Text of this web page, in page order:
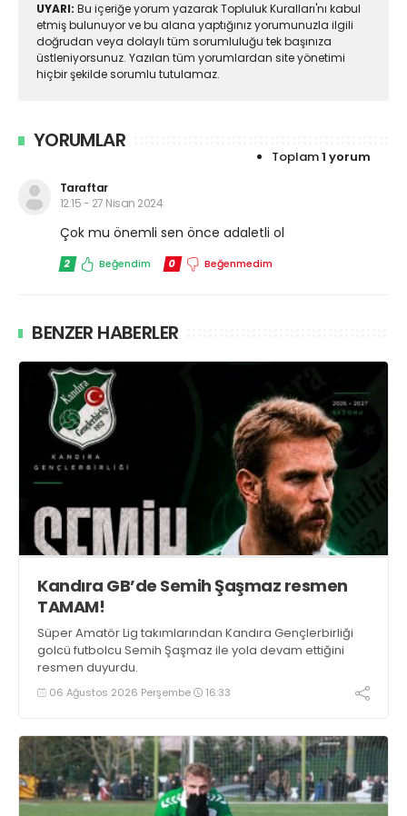
UYARI: Bu içeriğe yorum yazarak Topluluk Kuralları'nı kabul
etmiş bulunuyor ve bu alana yaptığınız yorumunuzla ilgili
doğrudan veya dolaylı tüm sorumluluğu tek başınıza
üstleniyorsunuz. Yazılan tüm yorumlardan site yönetimi
hiçbir şekilde sorumlu tutulamaz.
YORUMLAR
Toplam1 yorum
Taraftar
12:15 - 27 Nisan 2024
Çok mu önemli sen önce adaletli ol
2 Beğendim 0 Beğenmedim
BENZER HABERLER
Kandıra GB’de Semih Şaşmaz resmen
TAMAM!
Süper Amatör Lig takımlarından Kandıra Gençlerbirliği
golcü futbolcu Semih Şaşmaz ile yola devam ettiğini
resmen duyurdu.
06 Ağustos 2026 Perşembe 16:33